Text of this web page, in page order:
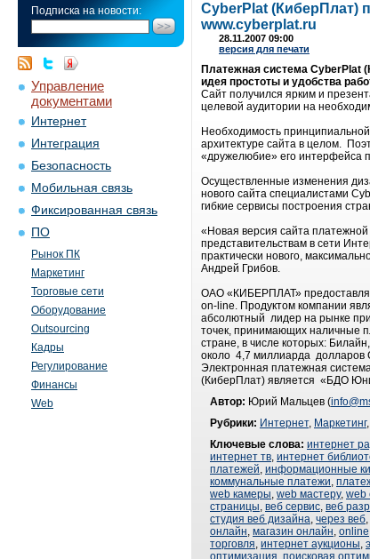
Подписка на новости:
Управление
документами
Интернет
Интеграция
Безопасность
Мобильная связь
Фиксированная связь
ПО
Рынок ПК
Маркетинг
Торговые сети
Оборудование
Outsourcing
Кадры
Регулирование
Финансы
Web
CyberPlat (КиберПлат)
www.cyberplat.ru
28.11.2007 09:00
версия для печати
Платежная система CyberPlat
идея простоты и удобства
Сайт получился ярким и
целевой аудитории на
Необходимость
архитектуре сайта в целом.
«дружелюбие» его интерфейса
Осуществленные изменения
нового сайта специалистами
гибкие сервисы построения
«Новая версия сайта
представительствам в сети
практически нового,
Андрей Грибов.
ОАО «КИБЕРПЛАТ»
on-line. Продуктом компании
абсолютный лидер на рынке
точек, принимающих наличные
стране, в числе которых:
около 4,7 миллиарда долларов
Электронная платежная
(КиберПлат) является «БДО
Автор: Юрий Мальцев (
Рубрики: Интернет, Маркетинг,
Ключевые слова: интернет
интернет тв, интернет
платежей, информационные
коммунальные платежи,
web камеры, web мастеру, web
страницы, веб сервис, веб
студия веб дизайна, через веб,
онлайн, магазин онлайн, online
торговля, интернет аукционы,
оптимизация, поисковая